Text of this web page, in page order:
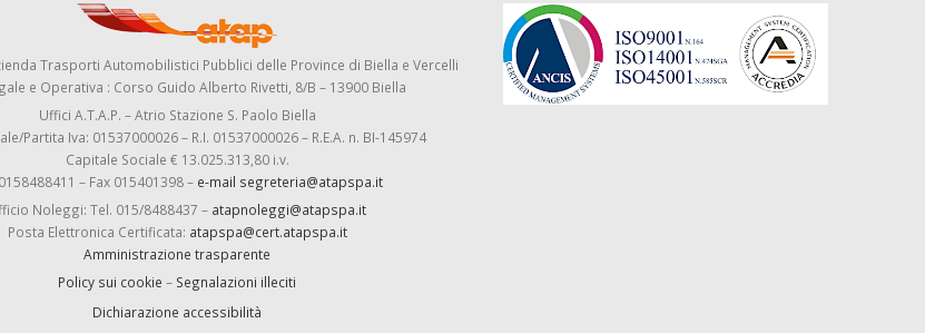
Trasporti Automobilistici Pubblici delle Province di Biella e Vercelli
e Operativa : Corso Guido Alberto Rivetti, 8/B – 13900 Biella
Uffici A.T.A.P. – Atrio Stazione S. Paolo Biella
Partita Iva: 01537000026 – R.I. 01537000026 – R.E.A. n. BI-145974
Capitale Sociale € 13.025.313,80 i.v.
– Fax 015401398 – e-mail segreteria@atapspa.it
Noleggi: Tel. 015/8488437 – atapnoleggi@atapspa.it
Posta Elettronica Certificata: atapspa@cert.atapspa.it
Amministrazione trasparente
Policy sui cookie – Segnalazioni illeciti
Dichiarazione accessibilità